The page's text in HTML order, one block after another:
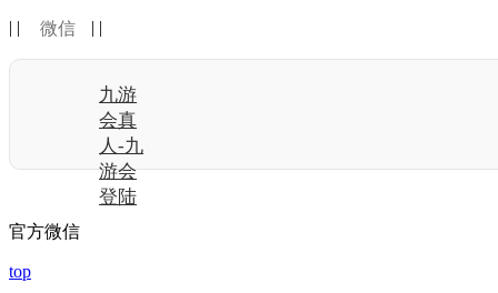
| | 微信 | |
九游
会真
人-九
游会
登陆
官方微信
top